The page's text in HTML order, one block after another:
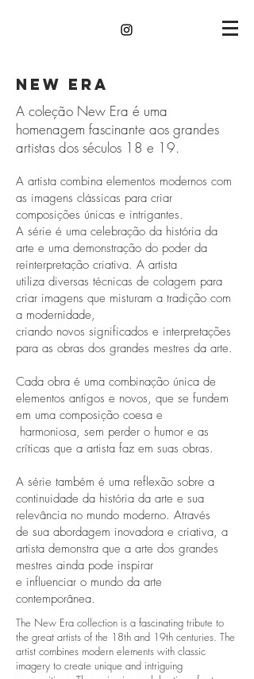
NEW ERA
A coleção New Era é uma
homenagem fascinante aos grandes
artistas dos séculos 18 e 19.
A artista combina elementos modernos com
as imagens clássicas para criar
composições únicas e intrigantes.
A série é uma celebração da história da
arte e uma demonstração do poder da
reinterpretação criativa. A artista
utiliza diversas técnicas de colagem para
criar imagens que misturam a tradição com
a modernidade,
criando novos significados e interpretações
para as obras dos grandes mestres da arte.
Cada obra é uma combinação única de
elementos antigos e novos, que se fundem
em uma composição coesa e
harmoniosa, sem perder o humor e as
críticas que a artista faz em suas obras.
A série também é uma reflexão sobre a
continuidade da história da arte e sua
relevância no mundo moderno. Através
de sua abordagem inovadora e criativa, a
artista demonstra que a arte dos grandes
mestres ainda pode inspirar
e influenciar o mundo da arte
contemporânea.
The New Era collection is a fascinating tribute to
the great artists of the 18th and 19th centuries. The
artist combines modern elements with classic
imagery to create unique and intriguing